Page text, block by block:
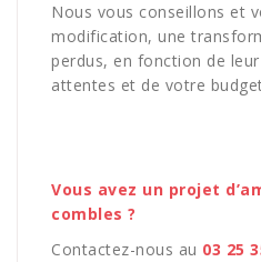
Nous vous conseillons et
modification, une
perdus, en fonction de
attentes et de votre
Vous avez un projet
combles ?
Contactez-nous au 03 25